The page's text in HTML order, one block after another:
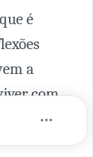
é
a
com